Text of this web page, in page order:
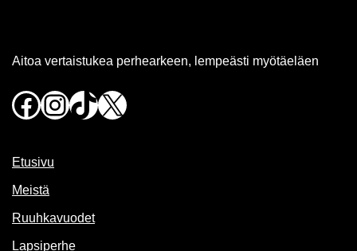
Aitoa vertaistukea perhearkeen, lempeästi myötäeläen
Facebook
Instagram
TikTok
X
Etusivu
Meistä
Ruuhkavuodet
Lapsiperhe